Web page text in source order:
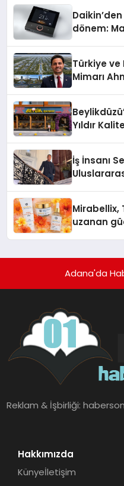
dönem:
Türkiye ve
Mimarı
Hayata
Yıldır
İş İnsanı
Mirabellix,
uzanan
Adana'da
Reklam & İşbirliği:
Hakkımızda
Künyeİletişim